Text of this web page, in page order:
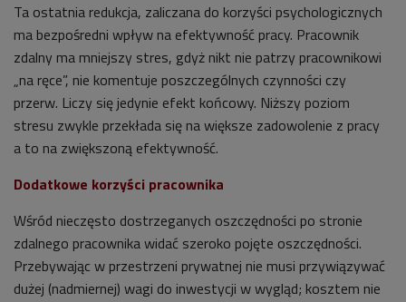
Ta ostatnia redukcja, zaliczana do korzyści psychologicznych
ma bezpośredni wpływ na efektywność pracy. Pracownik
zdalny ma mniejszy stres, gdyż nikt nie patrzy pracownikowi
„na ręce”, nie komentuje poszczególnych czynności czy
przerw. Liczy się jedynie efekt końcowy. Niższy poziom
stresu zwykle przekłada się na większe zadowolenie z pracy
a to na zwiększoną efektywność.
Dodatkowe korzyści pracownika
Wśród nieczęsto dostrzeganych oszczędności po stronie
zdalnego pracownika widać szeroko pojęte oszczędności.
Przebywając w przestrzeni prywatnej nie musi przywiązywać
dużej (nadmiernej) wagi do inwestycji w wygląd; kosztem nie